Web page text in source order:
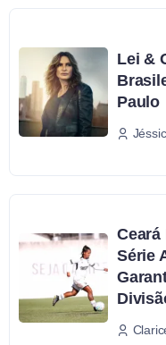
Lei &
Paulo
Ceará
Série